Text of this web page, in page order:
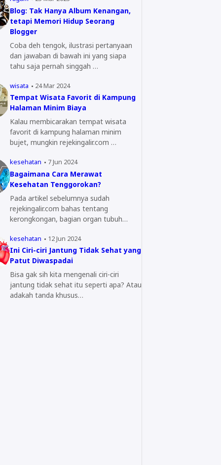
Blog: Tak Hanya Album Kenangan,
tetapi Memori Hidup Seorang
Blogger
Coba deh tengok, ilustrasi pertanyaan
dan jawaban di bawah ini yang siapa
tahu saja pernah singgah …
wisata 24 Mar 2024
Tempat Wisata Favorit di Kampung
Halaman Minim Biaya
Kalau membicarakan tempat wisata
favorit di kampung halaman minim
bujet, mungkin rejekingalir.com …
kesehatan 7 Jun 2024
Bagaimana Cara Merawat
Kesehatan Tenggorokan?
Pada artikel sebelumnya sudah
rejekingalir.com bahas tentang
kerongkongan, bagian organ tubuh
kesehatan 12 Jun 2024
Ini Ciri-ciri Jantung Tidak Sehat yang
Patut Diwaspadai
Bisa gak sih kita mengenali ciri-ciri
jantung tidak sehat itu seperti apa? Atau
adakah tanda khusus…